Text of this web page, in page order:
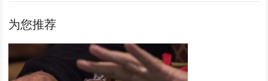
为您推荐